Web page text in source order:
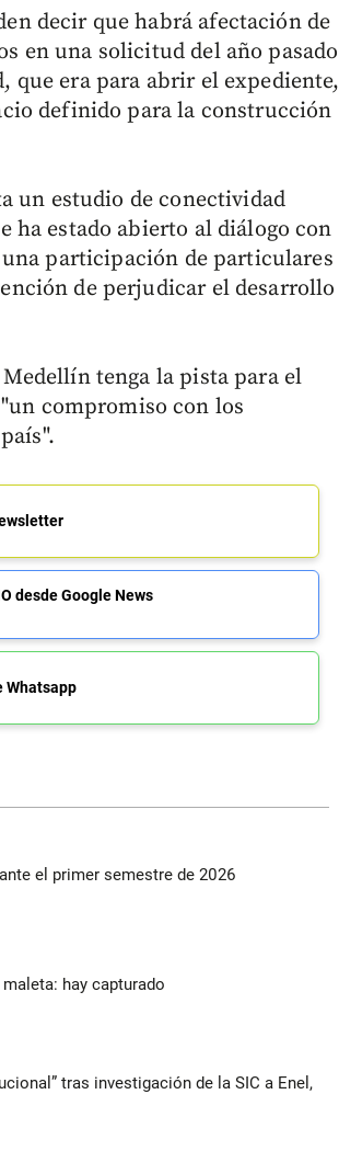
decir que habrá afectación de
en una solicitud del año pasado
que era para abrir el expediente,
definido para la construcción
un estudio de conectividad
ha estado abierto al diálogo con
una participación de particulares
de perjudicar el desarrollo
tenga la pista para el
compromiso con los
desde Google News
Whatsapp
el primer semestre de 2026
hay capturado
tras investigación de la SIC a Enel,